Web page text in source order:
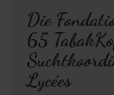
Die
65
Lycées